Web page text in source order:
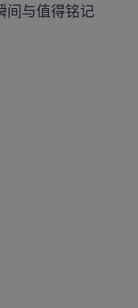
间与值得铭记